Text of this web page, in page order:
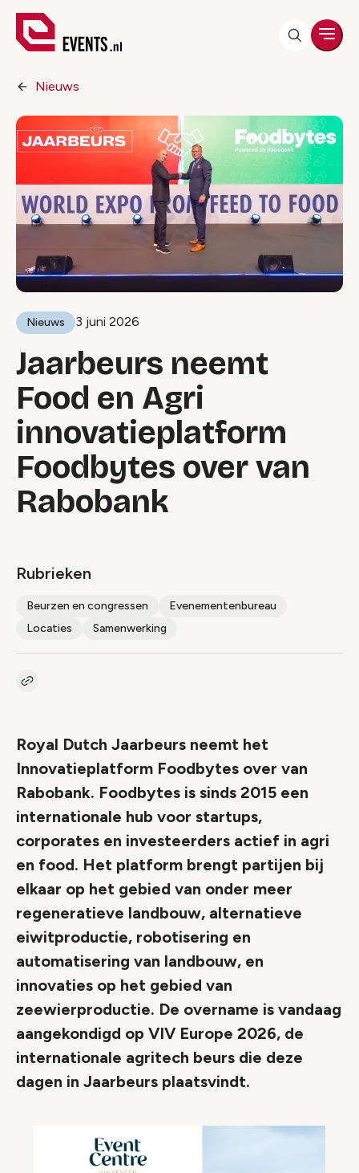
Nieuws
Nieuws 3 juni 2026
Jaarbeurs neemt
Food en Agri
innovatieplatform
Foodbytes over van
Rabobank
Rubrieken
Beurzen en congressen
Evenementenbureau
Locaties
Samenwerking
Kopieer link naar artikel
Royal Dutch Jaarbeurs neemt het
Innovatieplatform Foodbytes over van
Rabobank. Foodbytes is sinds 2015 een
internationale hub voor startups,
corporates en investeerders actief in agri
en food. Het platform brengt partijen bij
elkaar op het gebied van onder meer
regeneratieve landbouw, alternatieve
eiwitproductie, robotisering en
automatisering van landbouw, en
innovaties op het gebied van
zeewierproductie. De overname is vandaag
aangekondigd op VIV Europe 2026, de
internationale agritech beurs die deze
dagen in Jaarbeurs plaatsvindt.